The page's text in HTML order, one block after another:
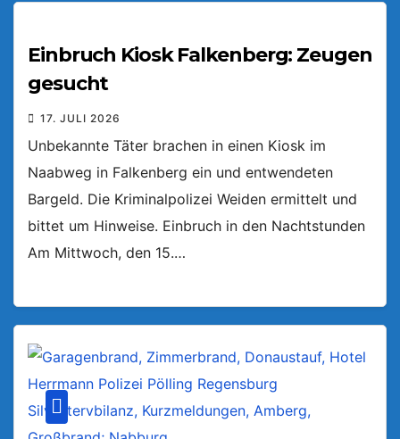
Einbruch Kiosk Falkenberg: Zeugen
gesucht
17. JULI 2026
Unbekannte Täter brachen in einen Kiosk im
Naabweg in Falkenberg ein und entwendeten
Bargeld. Die Kriminalpolizei Weiden ermittelt und
bittet um Hinweise. Einbruch in den Nachtstunden
Am Mittwoch, den 15.…